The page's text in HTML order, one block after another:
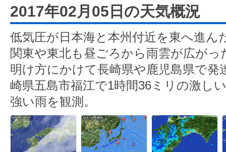
2017年02月05日の天気概況
低気圧が日本海と本州付近を東へ進ん
関東や東北も昼ごろから雨雲が広がっ
明け方にかけて長崎県や鹿児島県で
崎県五島市福江で1時間36ミリの激し
強い雨を観測。